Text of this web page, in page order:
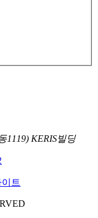
1119) KERIS빌딩